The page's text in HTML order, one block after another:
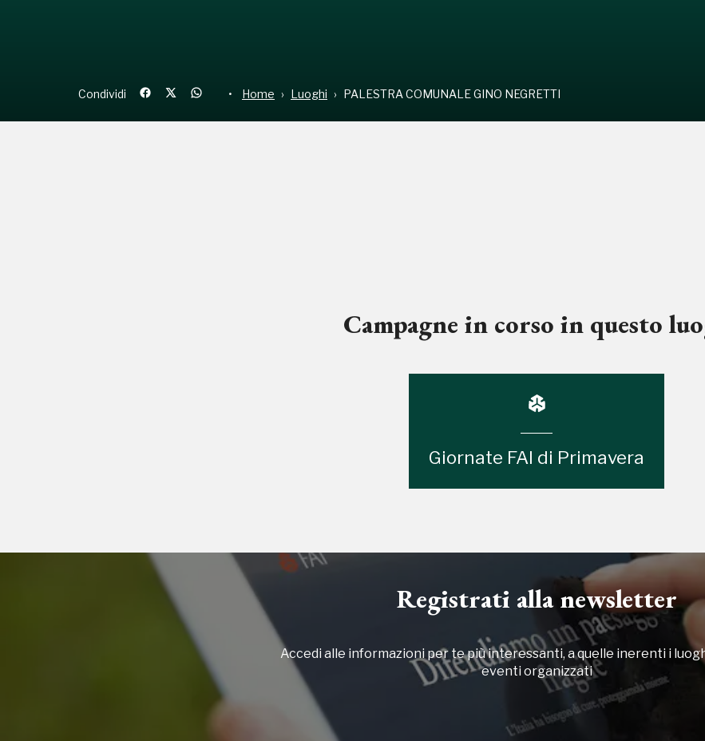
Condividi Home Luoghi PALESTRA COMUNALE GINO NEGRETTI
Campagne in corso in questo
Giornate FAI di Primavera
Registrati alla newsletter
Accedi alle informazioni per te più interessanti, a quelle inerenti i
eventi organizzati